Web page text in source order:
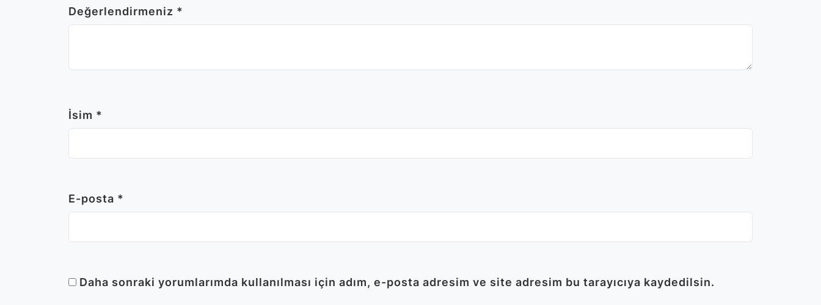
Değerlendirmeniz *
İsim *
E-posta *
Daha sonraki yorumlarımda kullanılması için adım, e-posta adresim ve site adresim bu tarayıcıya kaydedilsin.